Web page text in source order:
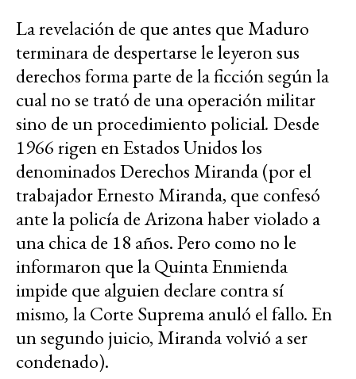
La revelación de que antes que Maduro
terminara de despertarse le leyeron sus
derechos forma parte de la ficción según la
cual no se trató de una operación militar
sino de un procedimiento policial. Desde
1966 rigen en Estados Unidos los
denominados Derechos Miranda (por el
trabajador Ernesto Miranda, que confesó
ante la policía de Arizona haber violado a
una chica de 18 años. Pero como no le
informaron que la Quinta Enmienda
impide que alguien declare contra sí
mismo, la Corte Suprema anuló el fallo. En
un segundo juicio, Miranda volvió a ser
condenado).